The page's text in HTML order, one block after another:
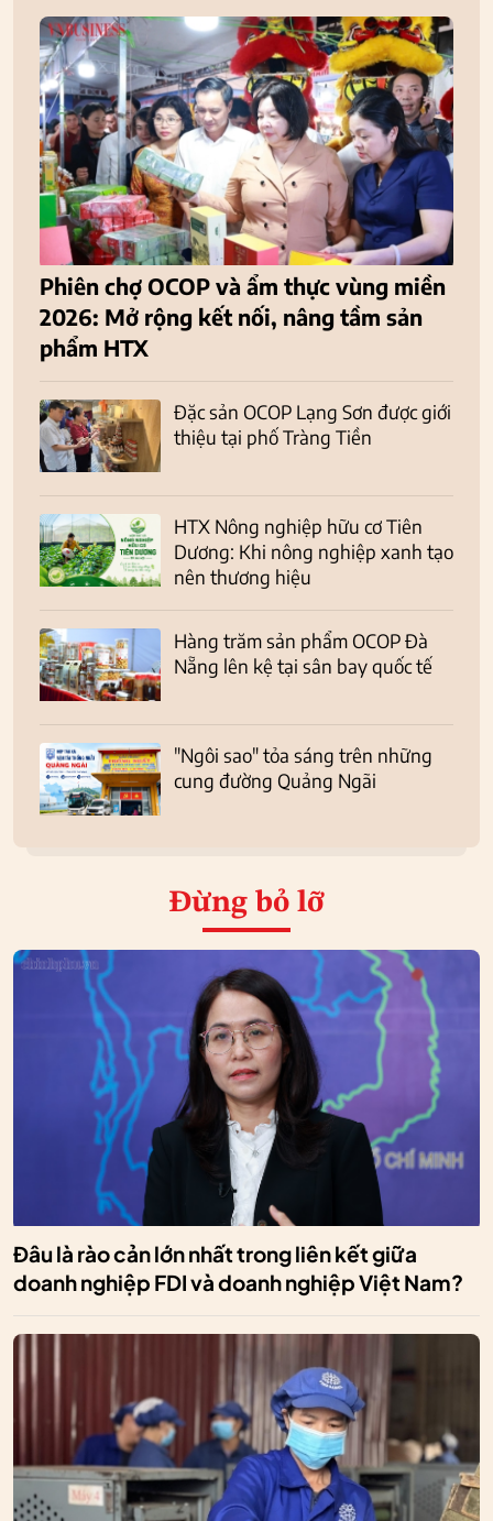
Phiên chợ OCOP và ẩm thực vùng miền
2026: Mở rộng kết nối, nâng tầm sản
phẩm HTX
Đặc sản OCOP Lạng Sơn được giới
thiệu tại phố Tràng Tiền
HTX Nông nghiệp hữu cơ Tiên
Dương: Khi nông nghiệp xanh tạo
nên thương hiệu
Hàng trăm sản phẩm OCOP Đà
Nẵng lên kệ tại sân bay quốc tế
"Ngôi sao" tỏa sáng trên những
cung đường Quảng Ngãi
Đừng bỏ lỡ
Đâu là rào cản lớn nhất trong liên kết giữa
doanh nghiệp FDI và doanh nghiệp Việt Nam?